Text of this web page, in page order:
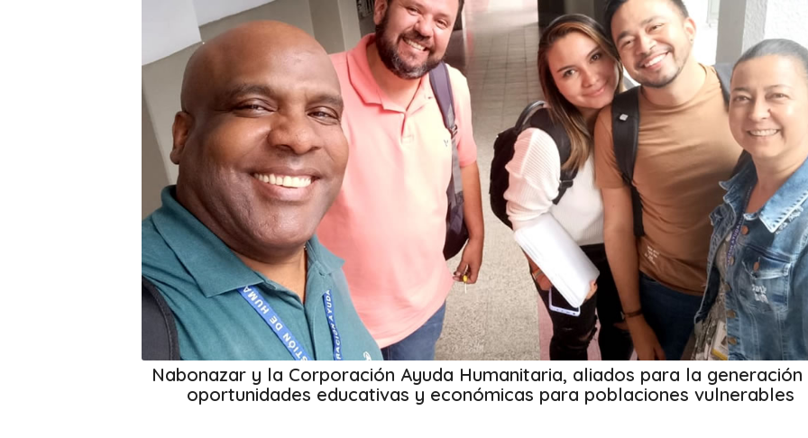
Nabonazar y la Corporación Ayuda Humanitaria, aliados para la generación
oportunidades educativas y económicas para poblaciones vulnerables